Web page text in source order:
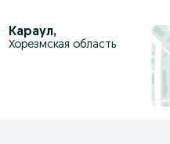
Караул,
Хорезмская область